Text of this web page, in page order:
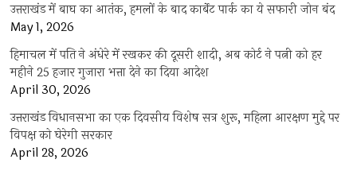
उत्तराखंड में बाघ का आतंक, हमलों के बाद कार्बेट पार्क का ये सफारी जोन बंद
May 1, 2026
हिमाचल में पति ने अंधेरे में रखकर की दूसरी शादी, अब कोर्ट ने पत्नी को हर
महीने 25 हजार गुजारा भत्ता देने का दिया आदेश
April 30, 2026
उत्तराखंड विधानसभा का एक दिवसीय विशेष सत्र शुरू, महिला आरक्षण मुद्दे पर
विपक्ष को घेरेगी सरकार
April 28, 2026